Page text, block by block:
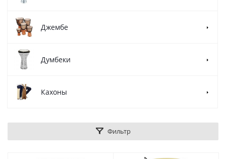
Джембе
Думбеки
Кахоны
Фильтр